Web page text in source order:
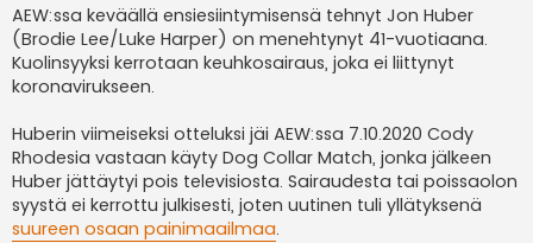
e
s
t
i
AEW:ssa keväällä ensiesiintymisensä tehnyt Jon Huber
(Brodie Lee/Luke Harper) on menehtynyt 41-vuotiaana.
Kuolinsyyksi kerrotaan keuhkosairaus, joka ei liittynyt
koronavirukseen.
Huberin viimeiseksi otteluksi jäi AEW:ssa 7.10.2020 Cody
Rhodesia vastaan käyty Dog Collar Match, jonka jälkeen
Huber jättäytyi pois televisiosta. Sairaudesta tai poissaolon
syystä ei kerrottu julkisesti, joten uutinen tuli yllätyksenä
suureen osaan painimaailmaa.